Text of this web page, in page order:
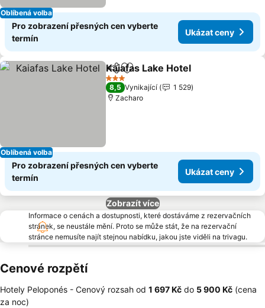
Oblíbená volba
Pro zobrazení přesných cen vyberte
termín
Ukázat ceny
Oblíbená volba
SdíletPřidat na seznam oblíbených
Kaiafas Lake Hotel
3 Počet hvězdiček
8,5 Vynikající
1 529
Zacharo
Pro zobrazení přesných cen vyberte
termín
Ukázat ceny
Zobrazít více
Informace o cenách a dostupnosti, které dostáváme z rezervačních
stránek, se neustále mění. Proto se může stát, že na rezervační
stránce nemusíte najít stejnou nabídku, jakou jste viděli na trivagu.
Cenové rozpětí
Hotely Peloponés - Cenový rozsah od ‎1 697 Kč do ‎5 900 Kč (cena
za noc)